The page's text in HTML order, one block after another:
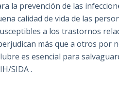
la prevención de las
calidad de vida de las
a los trastornos
más que a otros por
es esencial para
SIDA .